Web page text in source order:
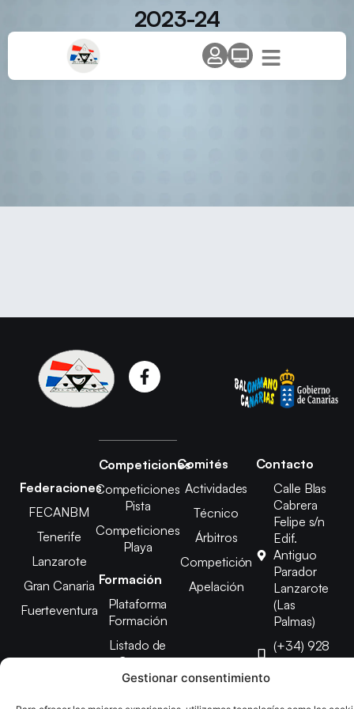
Gestionar consentimiento
2023-24
Federaciones
FECANBM
Tenerife
Lanzarote
Gran Canaria
Fuerteventura
Competiciones
Competiciones
Pista
Competiciones
Playa
Formación
Plataforma
Formación
Listado de
Cursos
Comités
Actividades
Técnico
Árbitros
Competición
Apelación
Contacto
Calle Blas
Cabrera
Felipe s/n
Edif.
Antiguo
Parador
Lanzarote
(Las
Palmas)
(+34) 928
807 648